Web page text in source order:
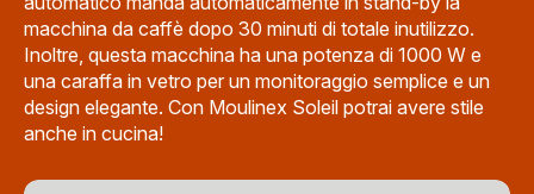
macchina da caffè dopo 30 minuti di totale inutilizzo.
Inoltre, questa macchina ha una potenza di 1000 W e
una caraffa in vetro per un monitoraggio semplice e un
design elegante. Con Moulinex Soleil potrai avere stile
anche in cucina!